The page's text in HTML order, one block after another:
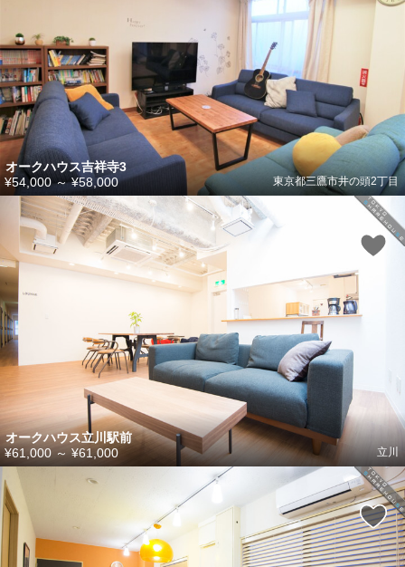
オークハウス吉祥寺3
東京都三鷹市井の頭2丁目
¥54,000～¥58,000
オークハウス立川駅前
立川
¥61,000～¥61,000